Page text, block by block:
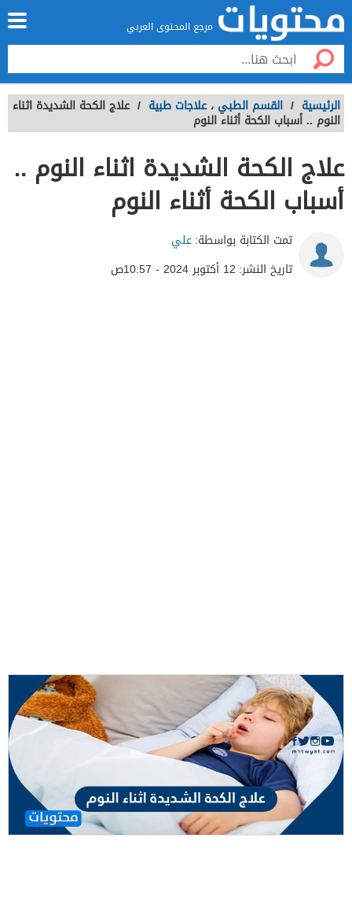
مرجع المحتوى العربي
الرئيسية / القسم الطبي ، علاجات طبية / علاج الكحة الشديدة اثناء
النوم .. أسباب الكحة أثناء النوم
علاج الكحة الشديدة اثناء النوم ..
أسباب الكحة أثناء النوم
تمت الكتابة بواسطة:علي
تاريخ النشر: 12 أكتوبر 2024 - 10:57ص